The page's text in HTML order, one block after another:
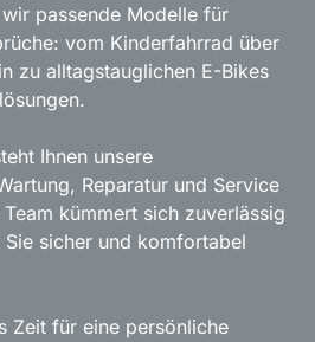
passende Modelle für
vom Kinderfahrrad über
zu alltagstauglichen E-Bikes
Ihnen unsere
Reparatur und Service
kümmert sich zuverlässig
sicher und komfortabel
Zeit für eine persönliche